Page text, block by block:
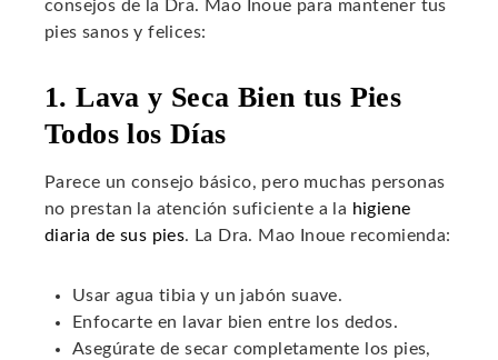
consejos de la Dra. Mao Inoue para mantener tus
pies sanos y felices:
1. Lava y Seca Bien tus Pies
Todos los Días
Parece un consejo básico, pero muchas personas
no prestan la atención suficiente a la higiene
diaria de sus pies. La Dra. Mao Inoue recomienda:
Usar agua tibia y un jabón suave.
Enfocarte en lavar bien entre los dedos.
Asegúrate de secar completamente los pies,